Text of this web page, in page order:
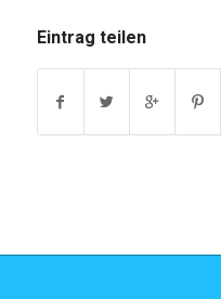
Eintrag teilen